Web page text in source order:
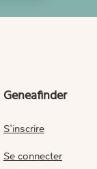
Geneafinder
S'inscrire
Se connecter